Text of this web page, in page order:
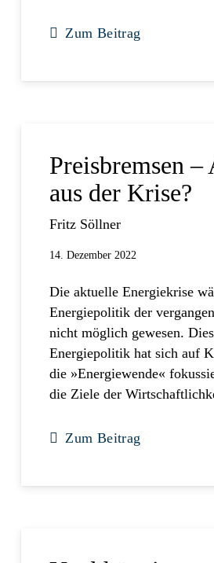
Zum Beitrag
Preisbremsen –
aus der Krise?
Fritz Söllner
14. Dezember 2022
Die aktuelle Energiekrise
Energiepolitik der
nicht möglich gewesen.
Energiepolitik hat sich auf
die »Energiewende«
die Ziele der
Zum Beitrag